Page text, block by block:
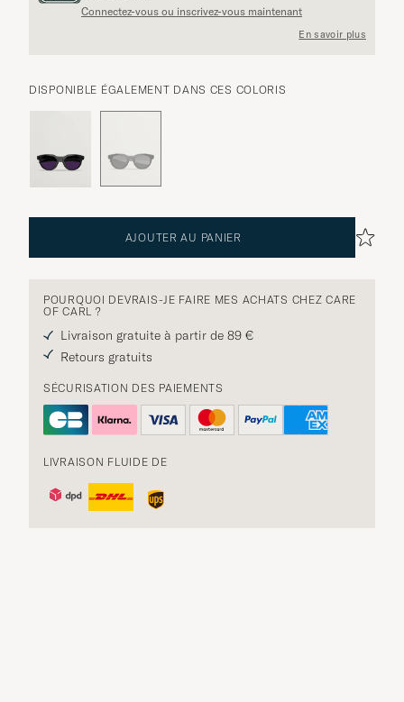
Connectez-vous ou inscrivez-vous maintenant
En savoir plus
DISPONIBLE ÉGALEMENT DANS CES COLORIS
AJOUTER AU PANIER
POURQUOI DEVRAIS-JE FAIRE MES ACHATS CHEZ CARE
OF CARL ?
Livraison gratuite à partir de 89 €
Retours gratuits
SÉCURISATION DES PAIEMENTS
LIVRAISON FLUIDE DE